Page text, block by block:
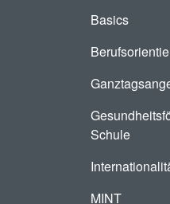
Basics
Schule
MINT